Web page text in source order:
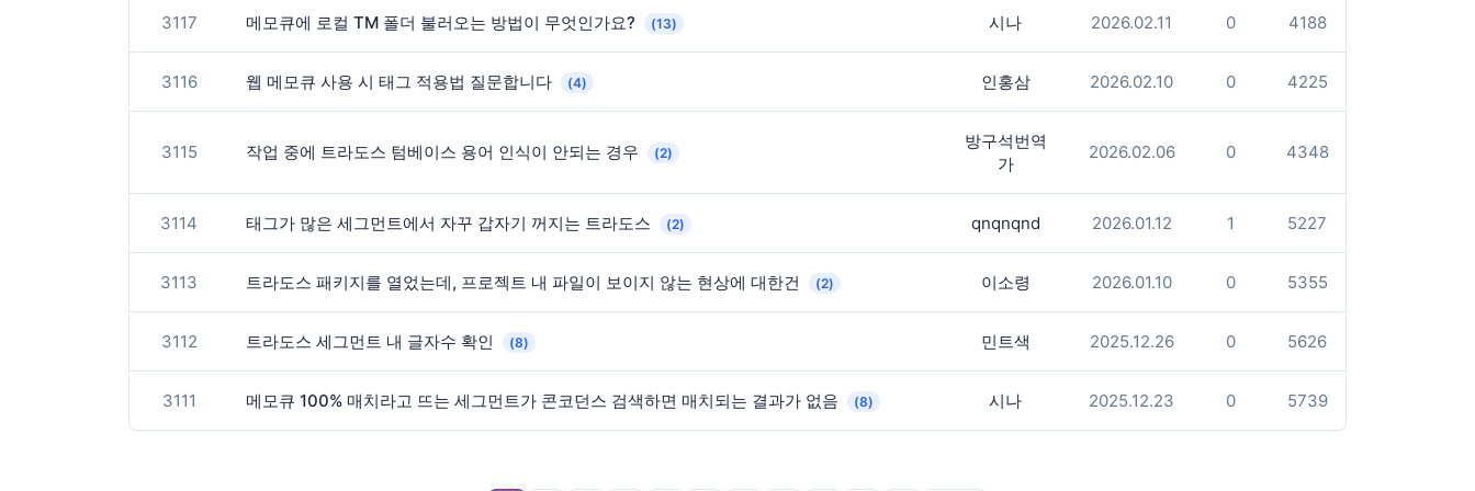
3117 메모큐에 로컬 TM 폴더 불러오는 방법이 무엇인가요? (13) 시나 2026.02.11 0 4188
3116 웹 메모큐 사용 시 태그 적용법 질문합니다 (4) 인홍삼 2026.02.10 0 4225
3115 작업 중에 트라도스 텀베이스 용어 인식이 안되는 경우 (2)
방구석번역
가
2026.02.06 0 4348
3114 태그가 많은 세그먼트에서 자꾸 갑자기 꺼지는 트라도스 (2) qnqnqnd 2026.01.12 1 5227
3113 트라도스 패키지를 열었는데, 프로젝트 내 파일이 보이지 않는 현상에 대한건 (2) 이소령 2026.01.10 0 5355
3112 트라도스 세그먼트 내 글자수 확인 (8) 민트색 2025.12.26 0 5626
3111 메모큐 100% 매치라고 뜨는 세그먼트가 콘코던스 검색하면 매치되는 결과가 없음 (8) 시나 2025.12.23 0 5739